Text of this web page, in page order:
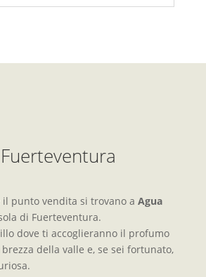
il punto vendita si trovano a Agua
di Fuerteventura.
dove ti accoglieranno il profumo
della valle e, se sei fortunato,